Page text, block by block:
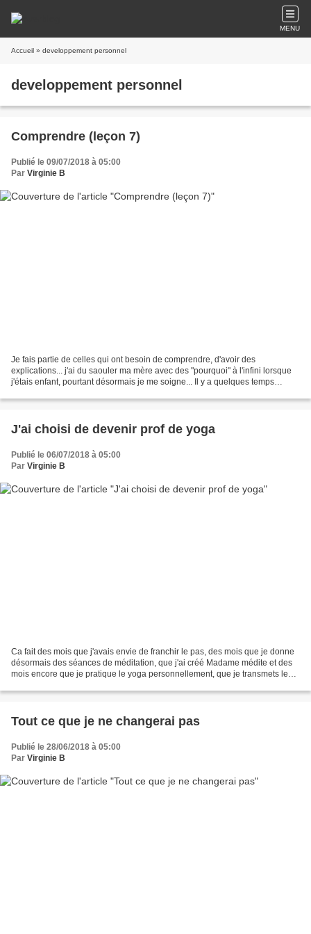
MENU
Accueil » developpement personnel
developpement personnel
Comprendre (leçon 7)
Publié le 09/07/2018 à 05:00
Par Virginie B
Je fais partie de celles qui ont besoin de comprendre, d'avoir des
explications... j'ai du saouler ma mère avec des "pourquoi" à l'infini lorsque
j'étais enfant, pourtant désormais je me soigne... Il y a quelques temps
J'ai choisi de devenir prof de yoga
Publié le 06/07/2018 à 05:00
Par Virginie B
Ca fait des mois que j'avais envie de franchir le pas, des mois que je donne
désormais des séances de méditation, que j'ai créé Madame médite et des
mois encore que je pratique le yoga personnellement, que je transmets les
Tout ce que je ne changerai pas
Publié le 28/06/2018 à 05:00
Par Virginie B